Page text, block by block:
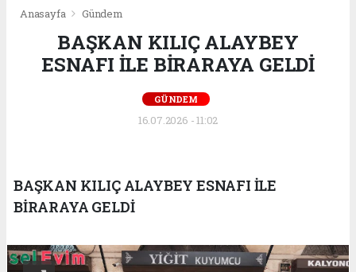
Anasayfa Gündem
BAŞKAN KILIÇ ALAYBEY
ESNAFI İLE BİRARAYA GELDİ
GÜNDEM
16.07.2026 - 11:02
BAŞKAN KILIÇ ALAYBEY ESNAFI İLE
BİRARAYA GELDİ